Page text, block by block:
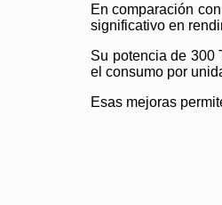
En comparación
significativo en
Su potencia de 300
el consumo por
Esas mejoras